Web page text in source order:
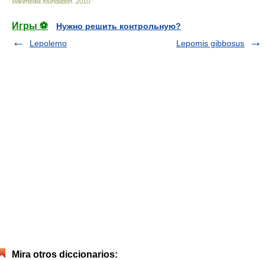
Игры ⚽
Нужно решить контрольную?
Lepolemo
Lepomis gibbosus
Mira otros diccionarios: